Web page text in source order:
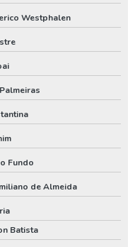
Westphalen
Fundo
de Almeida
Batista